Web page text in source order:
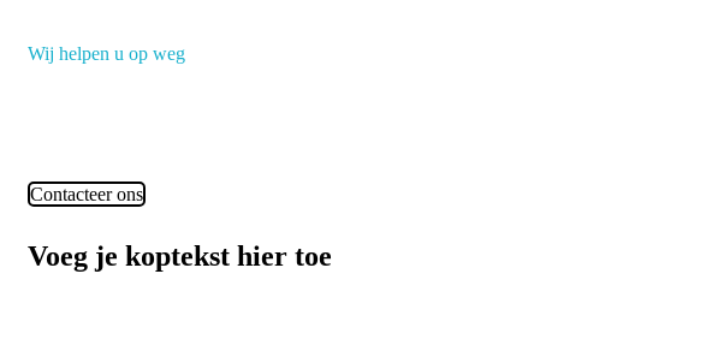
Wij helpen u op weg
Contacteer ons
Voeg je koptekst hier toe